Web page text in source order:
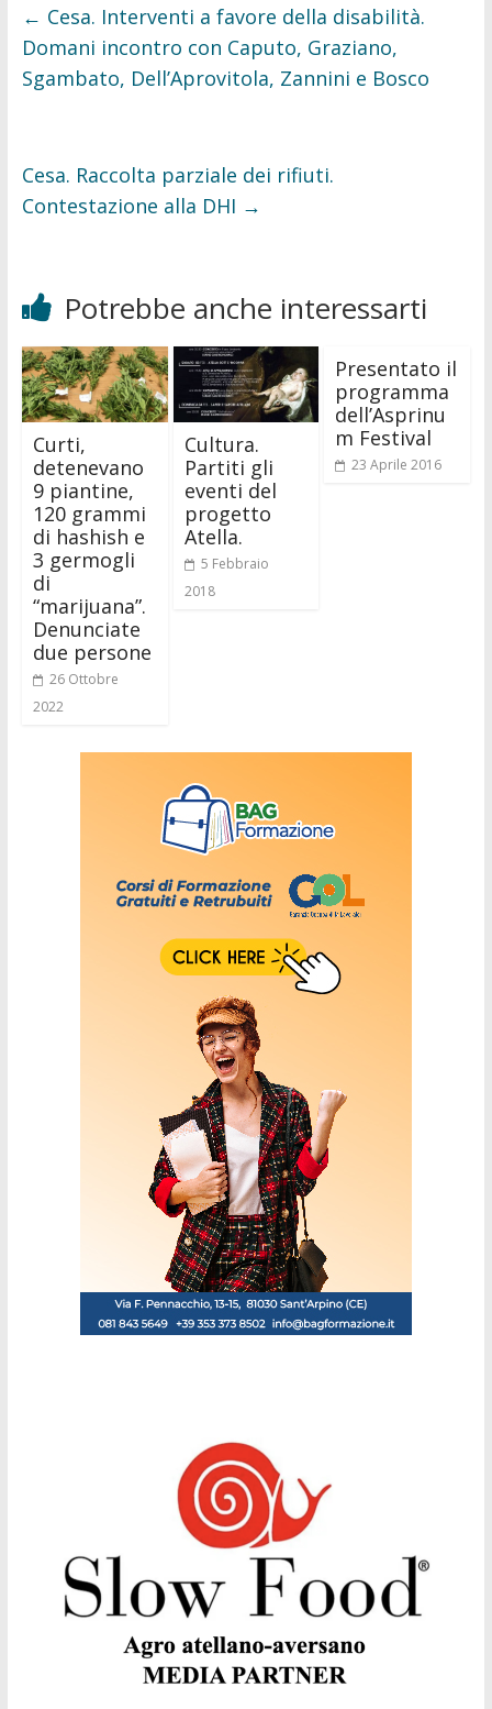
o
k
r
← Cesa. Interventi a favore della disabilità.
Domani incontro con Caputo, Graziano,
Sgambato, Dell’Aprovitola, Zannini e Bosco
Cesa. Raccolta parziale dei rifiuti.
Contestazione alla DHI →
Potrebbe anche interessarti
Curti,
detenevano
9 piantine,
120 grammi
di hashish e
3 germogli
di
“marijuana”.
Denunciate
due persone
26 Ottobre
2022
Cultura.
Partiti gli
eventi del
progetto
Atella.
5 Febbraio
2018
Presentato il
programma
dell’Asprinu
m Festival
23 Aprile 2016